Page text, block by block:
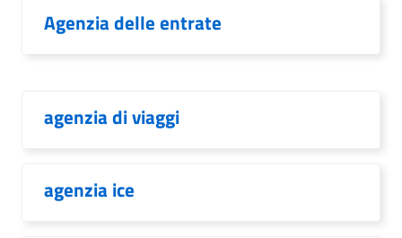
Agenzia delle entrate
agenzia di viaggi
agenzia ice